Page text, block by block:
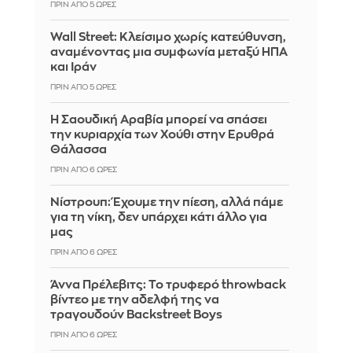
ΠΡΙΝ ΑΠΌ 5 ΏΡΕΣ
Wall Street: Κλείσιμο χωρίς κατεύθυνση,
αναμένοντας μια συμφωνία μεταξύ ΗΠΑ
και Ιράν
ΠΡΙΝ ΑΠΌ 5 ΏΡΕΣ
Η Σαουδική Αραβία μπορεί να σπάσει
την κυριαρχία των Χούθι στην Ερυθρά
Θάλασσα
ΠΡΙΝ ΑΠΌ 6 ΏΡΕΣ
Νίστρουπ: Έχουμε την πίεση, αλλά πάμε
για τη νίκη, δεν υπάρχει κάτι άλλο για
μας
ΠΡΙΝ ΑΠΌ 6 ΏΡΕΣ
Άννα Πρέλεβιτς: Το τρυφερό throwback
βίντεο με την αδελφή της να
τραγουδούν Backstreet Boys
ΠΡΙΝ ΑΠΌ 6 ΏΡΕΣ